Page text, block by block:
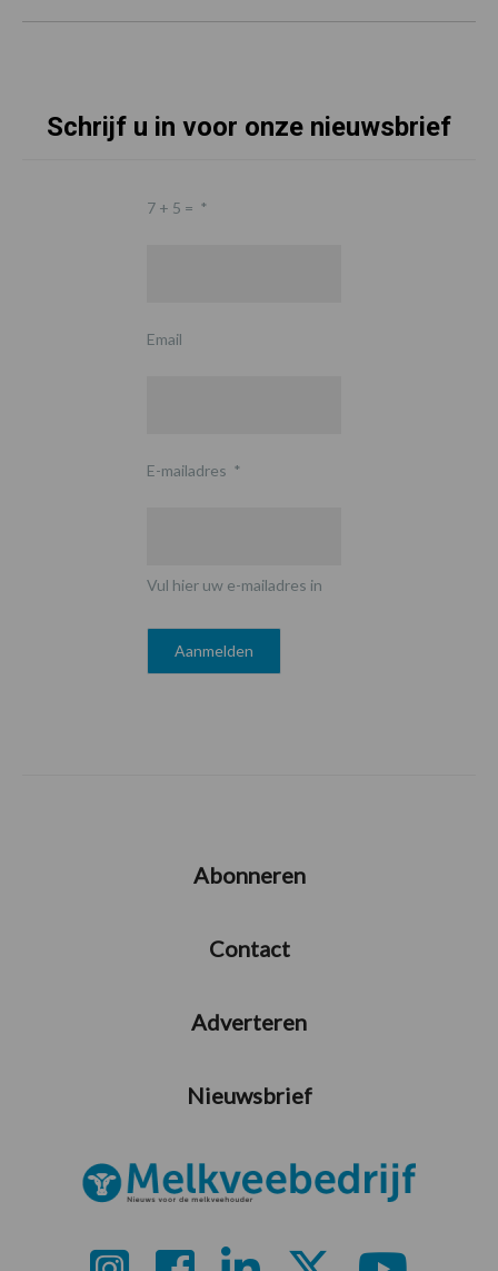
Schrijf u in voor onze nieuwsbrief
7 + 5 = *
Email
E-mailadres *
Vul hier uw e-mailadres in
Abonneren
Contact
Adverteren
Nieuwsbrief